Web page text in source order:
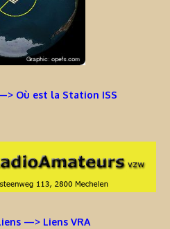
Où est la Station ISS
—> Liens VRA